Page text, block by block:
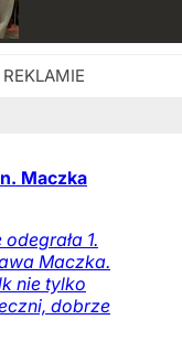
Maczka
1.
Maczka.
nie tylko
dobrze